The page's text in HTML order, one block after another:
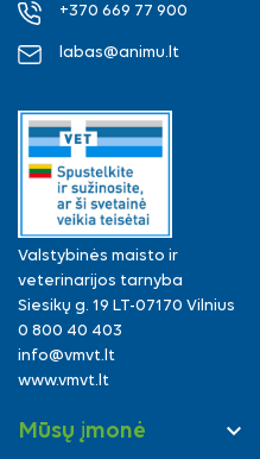
+370 669 77 900
labas@animu.lt
Valstybinės maisto ir
veterinarijos tarnyba
Siesikų g. 19 LT-07170 Vilnius
0 800 40 403
info@vmvt.lt
www.vmvt.lt
Mūsų įmonė 